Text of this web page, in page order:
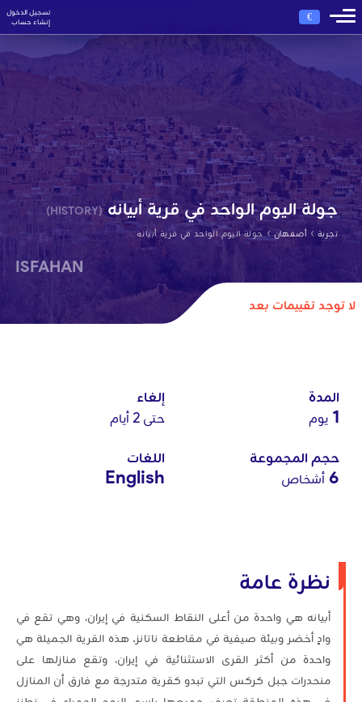
€
تسجيل الدخول
إنشاء حساب
جولة اليوم الواحد في قرية أبيانه(HISTORY)
تجربة › أصفهان › جولة اليوم الواحد في قرية أبيانه
لا توجد تقييمات بعد
ISFAHAN
المدة
1 يوم
إلغاء
حتى 2 أيام
حجم المجموعة
6 أشخاص
اللغات
English
نظرة عامة
أبيانه هي واحدة من أعلى النقاط السكنية في إيران، وهي تقع في
وادٍ أخضر وبيئة صيفية في مقاطعة ناتانز. هذه القرية الجميلة هي
واحدة من أكثر القرى الاستثنائية في إيران، وتقع منازلها على
منحدرات جبل كركس التي تبدو كقرية متدرجة مع فارق أن المنازل